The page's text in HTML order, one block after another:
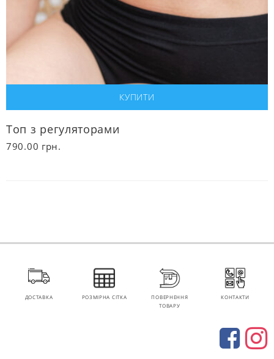
Топ з регуляторами
790.00 грн.
ДОСТАВКА РОЗМІРНА СІТКА
ПОВЕРНЕННЯ
ТОВАРУ
КОНТАКТИ